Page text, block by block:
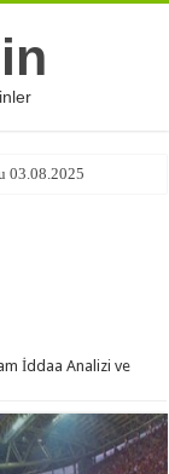
03.08.2025
İddaa Analizi ve